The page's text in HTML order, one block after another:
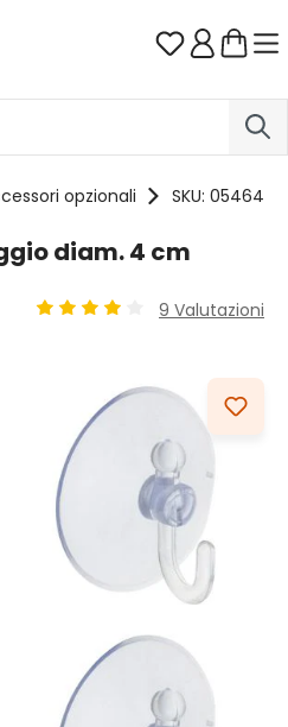
Hai 0
opzionali SKU: 05464
diam. 4 cm
9 Valutazioni